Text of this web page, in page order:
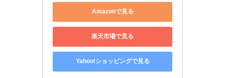
Amazonで見る
楽天市場で見る
Yahoo!ショッピングで見る